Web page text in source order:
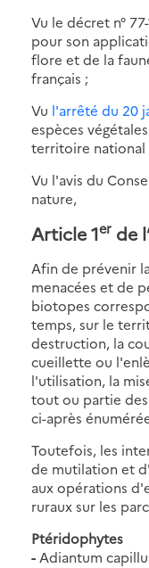
Vu le décret n°
pour son
flore et de la
français ;
Vu l'arrêté du 20
espèces
territoire national
Vu l'avis du
nature,
Article 1er de
Afin de prévenir
menacées et de
biotopes
temps, sur le
destruction, la
cueillette ou
l'utilisation, la
tout ou partie des
ci-après
Toutefois, les
de mutilation et
aux opérations
ruraux sur les
Ptéridophytes
- Adiantum